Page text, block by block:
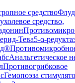
средство
средство,
Тева5-α-
Анальгетическое
Противогрибковое
Гемопоэза